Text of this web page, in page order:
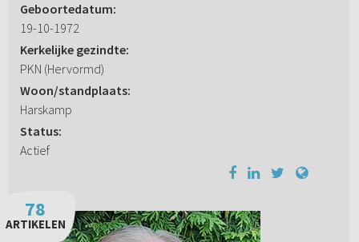
Geboortedatum:
19-10-1972
Kerkelijke gezindte:
PKN (Hervormd)
Woon/standplaats:
Harskamp
Status:
Actief
78
ARTIKELEN